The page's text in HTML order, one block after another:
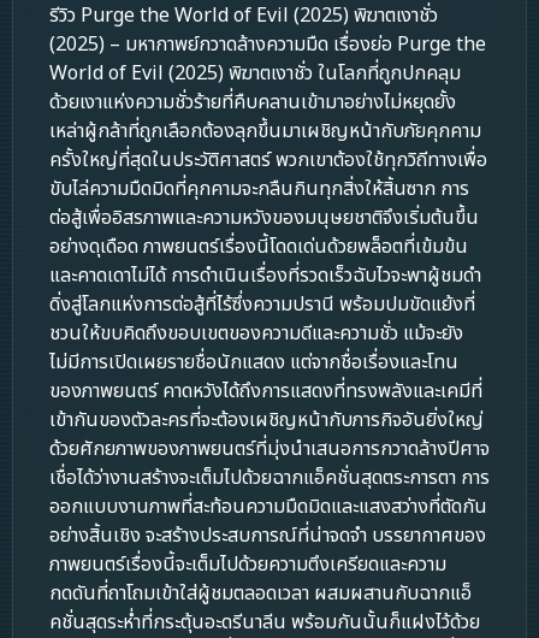
รีวิว Purge the World of Evil (2025) พิฆาตเงาชั่ว
(2025) – มหากาพย์กวาดล้างความมืด เรื่องย่อ Purge the
World of Evil (2025) พิฆาตเงาชั่ว ในโลกที่ถูกปกคลุม
ด้วยเงาแห่งความชั่วร้ายที่คืบคลานเข้ามาอย่างไม่หยุดยั้ง
เหล่าผู้กล้าที่ถูกเลือกต้องลุกขึ้นมาเผชิญหน้ากับภัยคุกคาม
ครั้งใหญ่ที่สุดในประวัติศาสตร์ พวกเขาต้องใช้ทุกวิถีทางเพื่อ
ขับไล่ความมืดมิดที่คุกคามจะกลืนกินทุกสิ่งให้สิ้นซาก การ
ต่อสู้เพื่ออิสรภาพและความหวังของมนุษยชาติจึงเริ่มต้นขึ้น
อย่างดุเดือด ภาพยนตร์เรื่องนี้โดดเด่นด้วยพล็อตที่เข้มข้น
และคาดเดาไม่ได้ การดำเนินเรื่องที่รวดเร็วฉับไวจะพาผู้ชมดำ
ดิ่งสู่โลกแห่งการต่อสู้ที่ไร้ซึ่งความปรานี พร้อมปมขัดแย้งที่
ชวนให้ขบคิดถึงขอบเขตของความดีและความชั่ว แม้จะยัง
ไม่มีการเปิดเผยรายชื่อนักแสดง แต่จากชื่อเรื่องและโทน
ของภาพยนตร์ คาดหวังได้ถึงการแสดงที่ทรงพลังและเคมีที่
เข้ากันของตัวละครที่จะต้องเผชิญหน้ากับภารกิจอันยิ่งใหญ่
ด้วยศักยภาพของภาพยนตร์ที่มุ่งนำเสนอการกวาดล้างปีศาจ
เชื่อได้ว่างานสร้างจะเต็มไปด้วยฉากแอ็คชั่นสุดตระการตา การ
ออกแบบงานภาพที่สะท้อนความมืดมิดและแสงสว่างที่ตัดกัน
อย่างสิ้นเชิง จะสร้างประสบการณ์ที่น่าจดจำ บรรยากาศของ
ภาพยนตร์เรื่องนี้จะเต็มไปด้วยความตึงเครียดและความ
กดดันที่ถาโถมเข้าใส่ผู้ชมตลอดเวลา ผสมผสานกับฉากแอ็
คชั่นสุดระห่ำที่กระตุ้นอะดรีนาลีน พร้อมกันนั้นก็แฝงไว้ด้วย